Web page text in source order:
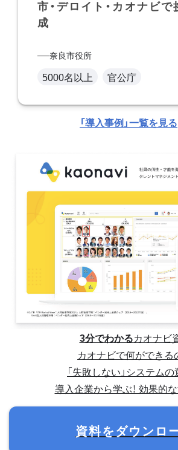
市・デロイト・カオナビ
成
奈良市役所
5000名以上 官公庁
「導入事例」一覧を見る
3分でわかるカオナビ
カオナビで何ができる
「失敗しない」システム
導入企業から学ぶ！ 効果的
資料をダウンロ